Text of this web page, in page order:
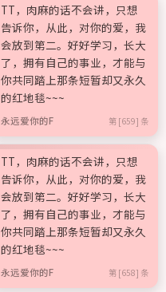
TT，肉麻的话不会讲，只想
告诉你，从此，对你的爱，我
会放到第二。好好学习，长大
了，拥有自己的事业，才能与
你共同踏上那条短暂却又永久
的红地毯~~~
永远爱你的F 第 [659] 条
TT，肉麻的话不会讲，只想
告诉你，从此，对你的爱，我
会放到第二。好好学习，长大
了，拥有自己的事业，才能与
你共同踏上那条短暂却又永久
的红地毯~~~
永远爱你的F 第 [658] 条